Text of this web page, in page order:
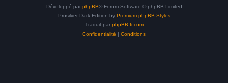
Développé par phpBB® Forum Software © phpBB Limited
Prosilver Dark Edition by Premium phpBB Styles
Traduit par phpBB-fr.com
Confidentialité | Conditions